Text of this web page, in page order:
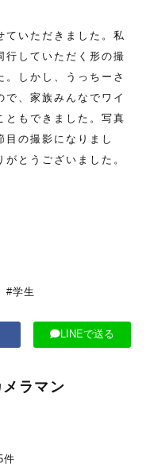
ていただきました。私
行していただく形の撮
しかし、うっちーさ
で、家族みんなでワイ
ともできました。写真
目の撮影になりまし
とうございました。
#学生
LINEで送る
ラマン
件